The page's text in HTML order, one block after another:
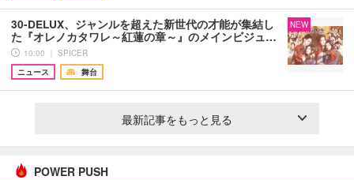
30-DELUX、ジャンルを超えた新世代の才能が集結し
た『オレノカタワレ～紅蓮の章～』のメインビジュ…
10:00 ｜ SPICER
ニュース
舞台
NEW
最新記事をもっと見る
POWER PUSH